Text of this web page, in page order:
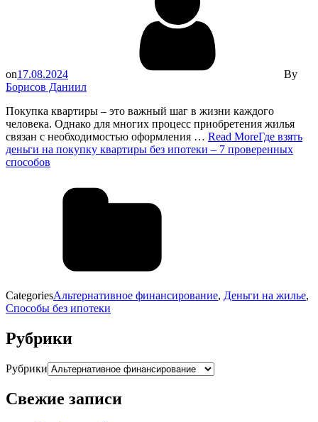
on17.08.2024
By
Борисов Даниил
Покупка квартиры – это важный шаг в жизни каждого
человека. Однако для многих процесс приобретения жилья
связан с необходимостью оформления … Read MoreГде взять
деньги на покупку квартиры без ипотеки – 7 проверенных
способов
CategoriesАльтернативное финансирование, Деньги на жилье,
Способы без ипотеки
Рубрики
Рубрики
Свежие записи